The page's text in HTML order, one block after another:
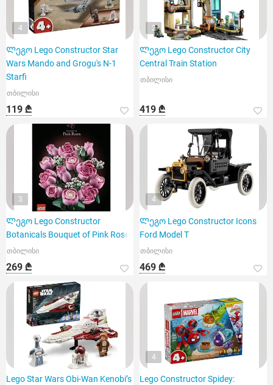
4
Ლეგო Lego Constructor Star
Wars Mando and Grogu's N-1
Starfi
თბილისი
119 ₾
2
Ლეგო Lego Constructor City
Central Train Station
თბილისი
419 ₾
3
Ლეგო Lego Constructor
Botanicals Bouquet of Pink Roses
თბილისი
269 ₾
4
Ლეგო Lego Constructor Icons
Ford Model T
თბილისი
469 ₾
Lego Star Wars Obi-Wan Kenobi’s
4
Lego Constructor Spidey: